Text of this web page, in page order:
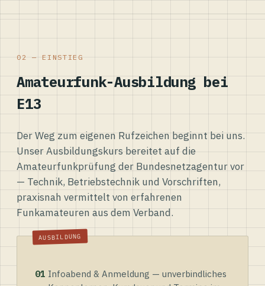
02 — EINSTIEG
Amateurfunk-Ausbildung bei
E13
Der Weg zum eigenen Rufzeichen beginnt bei uns.
Unser Ausbildungskurs bereitet auf die
Amateurfunkprüfung der Bundesnetzagentur vor
— Technik, Betriebstechnik und Vorschriften,
praxisnah vermittelt von erfahrenen
Funkamateuren aus dem Verband.
01 Infoabend & Anmeldung — unverbindliches